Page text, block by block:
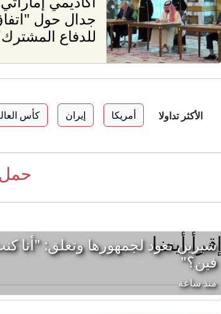
جدال حول
للدفاع
الأكثر تداولا أمريكا إيران كأس
حمل
إقرأ أيضا
شيرين تعود لجمهورها وتعلق: "أنا
فين؟"
منذ ساعة